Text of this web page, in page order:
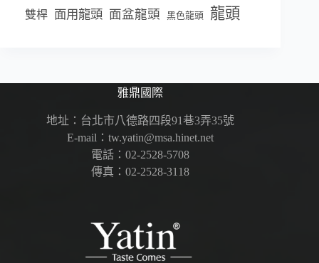
雙桿 面用龍頭 面盆龍頭 黑色龍頭 龍頭
雅鼎國際
地址：台北市八德路四段91巷3弄35號
E-mail：tw.yatin@msa.hinet.net
電話：02-2528-5708
傳真：02-2528-3118